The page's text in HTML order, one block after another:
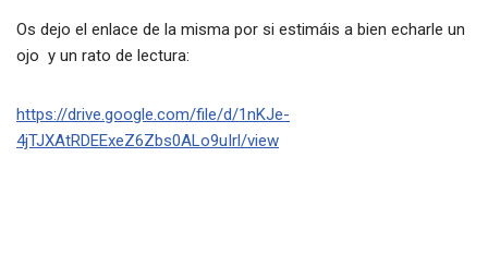
Os dejo el enlace de la misma por si estimáis a bien echarle un
ojo y un rato de lectura:
https://drive.google.com/file/d/1nKJe-
4jTJXAtRDEExeZ6Zbs0ALo9uIrl/view